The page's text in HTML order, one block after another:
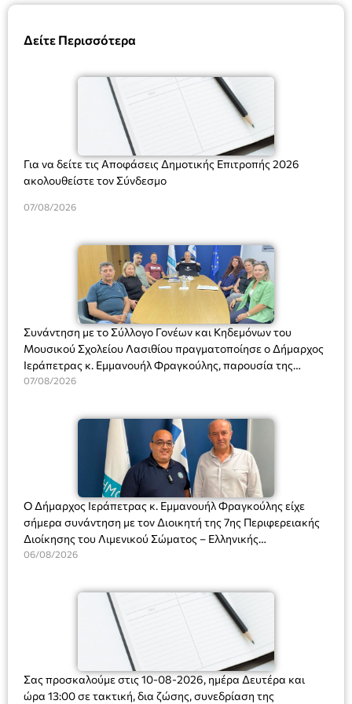
Δείτε Περισσότερα
Για να δείτε τις Αποφάσεις Δημοτικής Επιτροπής 2026
ακολουθείστε τον Σύνδεσμο
07/08/2026
Συνάντηση με το Σύλλογο Γονέων και Κηδεμόνων του
Μουσικού Σχολείου Λασιθίου πραγματοποίησε ο Δήμαρχος
Ιεράπετρας κ. Εμμανουήλ Φραγκούλης, παρουσία της
Διευθύντριας του σχολείου κας Μαριάννας Χαΐτα.
07/08/2026
Ο Δήμαρχος Ιεράπετρας κ. Εμμανουήλ Φραγκούλης είχε
σήμερα συνάντηση με τον Διοικητή της 7ης Περιφερειακής
Διοίκησης του Λιμενικού Σώματος – Ελληνικής
Ακτοφυλακής (Λ.Σ.-ΕΛ.ΑΚΤ.), Αρχιπλοίαρχο Λ.Σ. κ. Ιωάννη
06/08/2026
Σας προσκαλούμε στις 10-08-2026, ημέρα Δευτέρα και
ώρα 13:00 σε τακτική, δια ζώσης, συνεδρίαση της